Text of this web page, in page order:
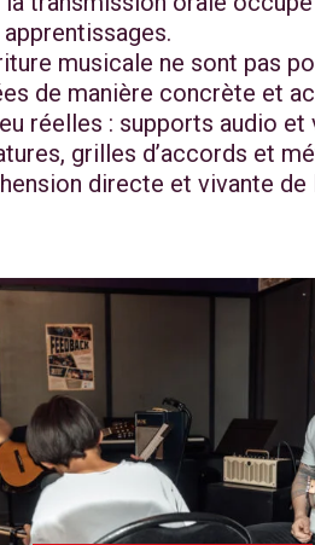
musicale ne sont pas
de manière concrète et
réelles : supports audio et
grilles d’accords et
directe et vivante de